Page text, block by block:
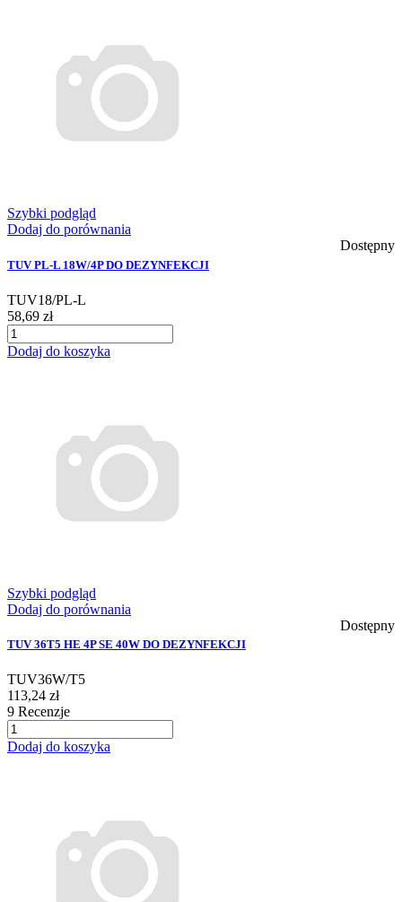
Szybki podgląd
Dodaj do porównania
Dostępny
TUV PL-L 18W/4P DO DEZYNFEKCJI
TUV18/PL-L
58,69 zł
Dodaj do koszyka
Szybki podgląd
Dodaj do porównania
Dostępny
TUV 36T5 HE 4P SE 40W DO DEZYNFEKCJI
TUV36W/T5
113,24 zł
9 Recenzje
Dodaj do koszyka